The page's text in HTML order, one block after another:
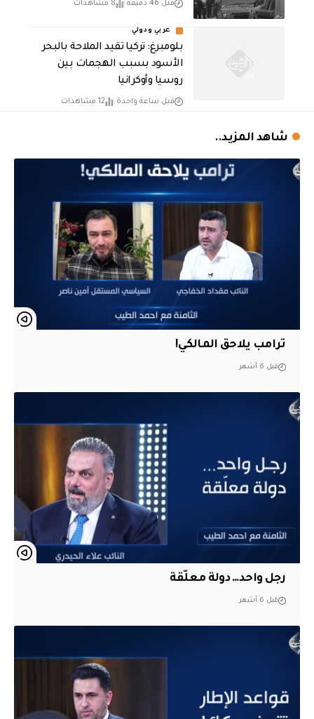
قبل 46 دقيقة 8 مشاهدات
عربي ودولي
بلومبرغ: تركيا تقيد الملاحة بالبحر
الأسود بسبب الهجمات بين
روسيا وأوكرانيا
قبل ساعة واحدة 12 مشاهدات
شاهد المزيد..
ترامب يلاحق المالكي!
قبل 6 أشهر
رجل واحد… دولة معلّقة
قبل 6 أشهر